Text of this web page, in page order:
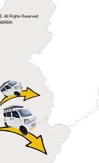
All Rights Reserved.